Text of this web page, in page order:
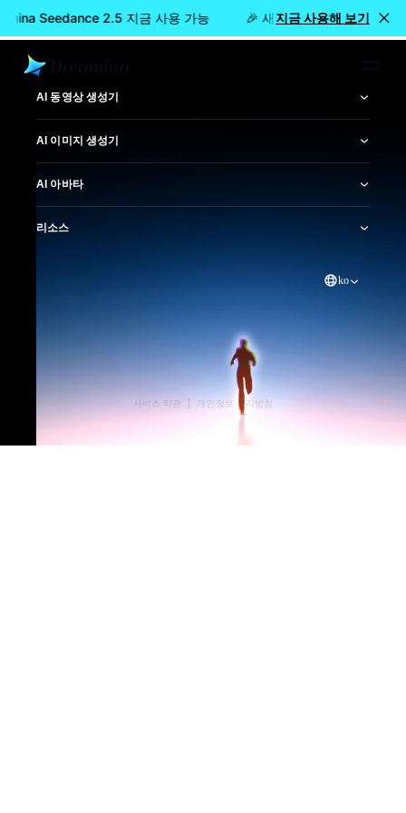
Seedance 2.5 지금 사용 가능 🎉 새 모델 출시: Dreamina
지금 사용해 보기
홈 만들기
AI 동영상 생성기
AI 이미지 생성기
AI 아바타
리소스
ko
서비스 약관 개인정보 처리방침